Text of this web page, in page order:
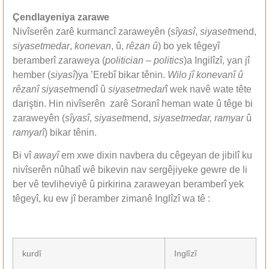
Çendlayeniya zarawe
Nivîserên zarê kurmancî zaraweyên (sîyasî, siyasetmend,
siyasetmedar, konevan, û, rêzan û) bo yek têgeyî
beramberî zaraweya (politician – politics)a Ingilîzî, yan jî
hember (siyasî)ya ’Erebî bikar tênin. Wilo jî konevanî û
rêzanî siyasetmendî û siyasetmedarî wek navê wate tête
dariştin. Hin nivîserên zarê Soranî heman wate û têge bi
zaraweyên (sîyasî, siyasetmend, siyasetmedar, ramyarû
ramyarî) bikar tênin.
Bi vîawayîem xwe dixin navbera du cêgeyan de jibilî ku
nivîserên nûhatî wê bikevin nav sergêjiyeke gewre de li
ber vê tevliheviyê û pirkirina zaraweyan beramberî yek
têgeyî, ku ew jî beramber zimanê Inglîzî wa tê :
kurdî Inglîzî